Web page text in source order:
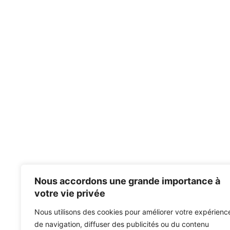
Nous accordons une grande importance à
votre vie privée
Nous utilisons des cookies pour améliorer votre
de navigation, diffuser des publicités ou du contenu